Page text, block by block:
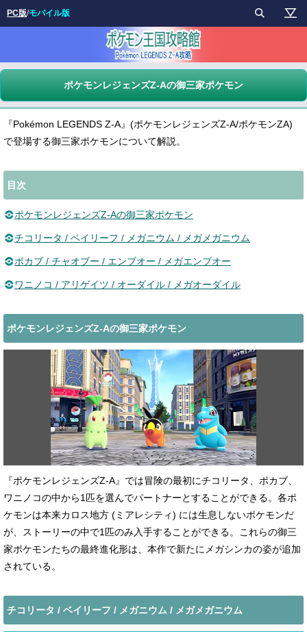
ポケモンレジェンズZ-Aの御三家ポケモン
『Pokémon LEGENDS Z-A』(ポケモンレジェンズZ-A/ポケモンZA)
で登場する御三家ポケモンについて解説。
目次
ポケモンレジェンズZ-Aの御三家ポケモン
チコリータ / ベイリーフ / メガニウム / メガメガニウム
ポカブ / チャオブー / エンブオー / メガエンブオー
ワニノコ / アリゲイツ / オーダイル / メガオーダイル
ポケモンレジェンズZ-Aの御三家ポケモン
『ポケモンレジェンズZ-A』では冒険の最初にチコリータ、ポカブ、
ワニノコの中から1匹を選んでパートナーとすることができる。各ポ
ケモンは本来カロス地方 (ミアレシティ) には生息しないポケモンだ
が、ストーリーの中で1匹のみ入手することができる。これらの御三
家ポケモンたちの最終進化形は、本作で新たにメガシンカの姿が追加
されている。
チコリータ / ベイリーフ / メガニウム / メガメガニウム
PC版/モバイル版